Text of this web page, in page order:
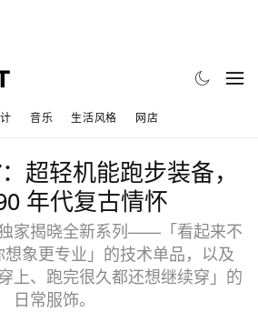
音乐 生活风格 网店
超轻机能跑步装备，
年代复古情怀
家揭晓全新系列——「看起来不
象更专业」的技术单品，以及
上、跑完很久都还想继续穿」的
日常服饰。